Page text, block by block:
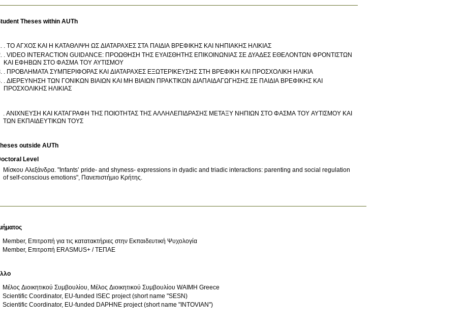
Theses within AUTh
. ΤΟ ΑΓΧΟΣ ΚΑΙ Η ΚΑΤΑΘΛΙΨΗ ΩΣ ΔΙΑΤΑΡΑΧΕΣ ΣΤΑ ΠΑΙΔΙΑ ΒΡΕΦΙΚΗΣ ΚΑΙ ΝΗΠΙΑΚΗΣ ΗΛΙΚΙΑΣ
. VIDEO INTERACTION GUIDANCE: ΠΡΟΩΘΗΣΗ ΤΗΣ ΕΥΑΙΣΘΗΤΗΣ ΕΠΙΚΟΙΝΩΝΙΑΣ ΣΕ ΔΥΑΔΕΣ ΕΘΕΛΟΝΤΩΝ ΦΡΟΝΤΙΣΤΩΝ
ΚΑΙ ΕΦΗΒΩΝ ΣΤΟ ΦΑΣΜΑ ΤΟΥ ΑΥΤΙΣΜΟΥ
. ΠΡΟΒΛΗΜΑΤΑ ΣΥΜΠΕΡΙΦΟΡΑΣ ΚΑΙ ΔΙΑΤΑΡΑΧΕΣ ΕΞΩΤΕΡΙΚΕΥΣΗΣ ΣΤΗ ΒΡΕΦΙΚΗ ΚΑΙ ΠΡΟΣΧΟΛΙΚΗ ΗΛΙΚΙΑ
. ΔΙΕΡΕΥΝΗΣΗ ΤΩΝ ΓΟΝΙΚΩΝ ΒΙΑΙΩΝ ΚΑΙ ΜΗ ΒΙΑΙΩΝ ΠΡΑΚΤΙΚΩΝ ΔΙΑΠΑΙΔΑΓΩΓΗΣΗΣ ΣΕ ΠΑΙΔΙΑ ΒΡΕΦΙΚΗΣ ΚΑΙ
ΠΡΟΣΧΟΛΙΚΗΣ ΗΛΙΚΙΑΣ
. ΑΝΙΧΝΕΥΣΗ ΚΑΙ ΚΑΤΑΓΡΑΦΗ ΤΗΣ ΠΟΙΟΤΗΤΑΣ ΤΗΣ ΑΛΛΗΛΕΠΙΔΡΑΣΗΣ ΜΕΤΑΞΥ ΝΗΠΙΩΝ ΣΤΟ ΦΑΣΜΑ ΤΟΥ ΑΥΤΙΣΜΟΥ ΚΑΙ
ΤΩΝ ΕΚΠΑΙΔΕΥΤΙΚΩΝ ΤΟΥΣ
outside AUTh
Level
Μίσκου Αλεξάνδρα. "Infantsʼ pride- and shyness- expressions in dyadic and triadic interactions: parenting and social regulation
of self-conscious emotions", Πανεπιστήμιο Κρήτης.
Member, Επιτροπή για τις κατατακτήριες στην Εκπαιδευτική Ψυχολογία
Member, Επιτροπή ERASMUS+ / ΤΕΠΑΕ
Μέλος Διοικητικού Συμβουλίου, Μέλος Διοικητικού Συμβουλίου WAIMH Greece
Scientific Coordinator, EU-funded ISEC project (short name "SESN)
Scientific Coordinator, EU-funded DAPHNE project (short name "INTOVIAN")